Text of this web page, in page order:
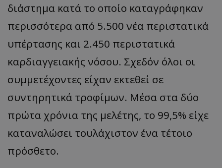
διάστημα κατά το οποίο καταγράφηκαν
περισσότερα από 5.500 νέα περιστατικά
υπέρτασης και 2.450 περιστατικά
καρδιαγγειακής νόσου. Σχεδόν όλοι οι
συμμετέχοντες είχαν εκτεθεί σε
συντηρητικά τροφίμων. Μέσα στα δύο
πρώτα χρόνια της μελέτης, το 99,5% είχε
καταναλώσει τουλάχιστον ένα τέτοιο
πρόσθετο.